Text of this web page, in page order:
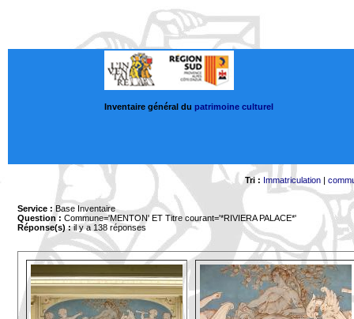
Inventaire général du patrimoine culturel
Tri : Immatriculation|
Service : Base Inventaire
Question : Commune='MENTON' ET Titre courant='*RIVIERA PALACE*'
Réponse(s) :il y a 138 réponses